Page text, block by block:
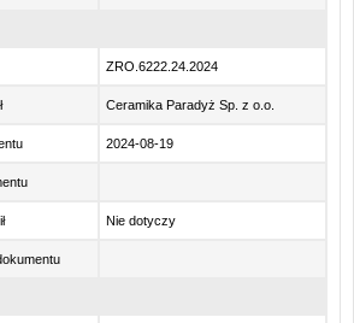
ZRO.6222.24.2024
Ceramika Paradyż Sp. z o.o.
2024-08-19
Nie dotyczy